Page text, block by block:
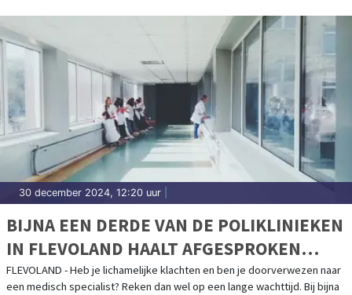
30 december 2024, 12:20 uur
BIJNA EEN DERDE VAN DE POLIKLINIEKEN
IN FLEVOLAND HAALT AFGESPROKEN
NORM WACHTTIJDEN NIET
FLEVOLAND - Heb je lichamelijke klachten en ben je doorverwezen naar
een medisch specialist? Reken dan wel op een lange wachttijd. Bij bijna